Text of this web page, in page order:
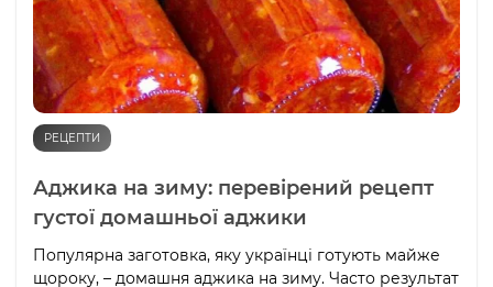
РЕЦЕПТИ
Аджика на зиму: перевірений рецепт
густої домашньої аджики
Популярна заготовка, яку українці готують майже
щороку, – домашня аджика на зиму. Часто результат